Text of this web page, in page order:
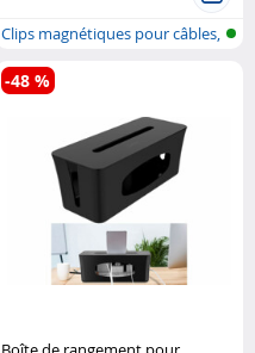
Clips magnétiques pour câbles,
rota..
-48 %